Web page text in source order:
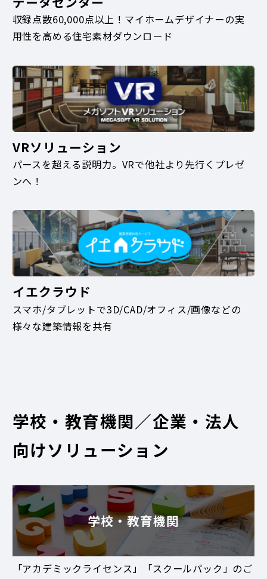
収録点数60,000点以上！マイホームデザイナーの実
用性を高める住宅素材ダウンロード
VRソリューション
パースを超える説明力。VRで他社より先行くプレゼ
ンへ！
イエクラウド
スマホ/タブレットで3D/CAD/オフィス/画像などの
様々な建築情報を共有
学校・教育機関／企業・法人
向けソリューション
学校・教育機関
「アカデミックライセンス」「スクールパック」のご